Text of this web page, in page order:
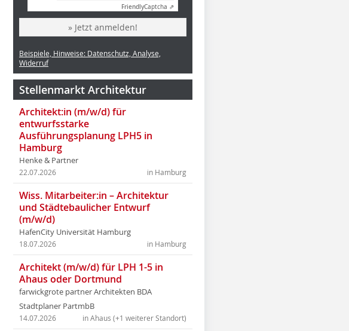
FriendlyCaptcha ⇗
» Jetzt anmelden!
Beispiele, Hinweise: Datenschutz, Analyse,
Widerruf
Stellenmarkt Architektur
Architekt:in (m/w/d) für
entwurfsstarke
Ausführungsplanung LPH5 in
Hamburg
Henke & Partner
in Hamburg
22.07.2026
Wiss. Mitarbeiter:in – Architektur
und Städtebaulicher Entwurf
(m/w/d)
HafenCity Universität Hamburg
in Hamburg
18.07.2026
Architekt (m/w/d) für LPH 1-5 in
Ahaus oder Dortmund
farwickgrote partner Architekten BDA
Stadtplaner PartmbB
in Ahaus (+1 weiterer Standort)
14.07.2026